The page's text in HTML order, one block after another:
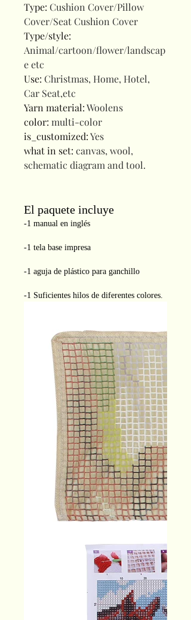
Type: Cushion Cover/Pillow
Cover/Seat Cushion Cover
Type/style:
Animal/cartoon/flower/landscap
e etc
Use: Christmas, Home, Hotel,
Car Seat,etc
Yarn material:Woolens
color: multi-color
is_customized:Yes
what in set: canvas, wool,
schematic diagram and tool.
El paquete incluye
-1 manual en inglés
-1 tela base impresa
-1 aguja de plástico para ganchillo
-1 Suficientes hilos de diferentes colores.